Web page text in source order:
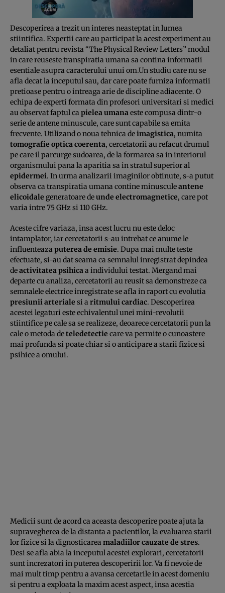
Descoperirea a trezit un interes neasteptat in lumea
stiintifica. Expertii care au participat la acest experiment au
detaliat pentru revista “The Physical Review Letters” modul
in care reuseste transpiratia umana sa contina informatii
esentiale asupra caracterului unui om.Un studiu care nu se
afla decat la inceputul sau, dar care poate furniza informatii
pretioase pentru o intreaga arie de discipline adiacente. O
echipa de experti formata din profesori universitari si medici
au observat faptul ca pielea umanaeste compusa dintr-o
serie de antene minuscule, care sunt capabile sa emita
frecvente. Utilizand o noua tehnica deimagistica, numita
tomografie optica coerenta, cercetatorii au refacut drumul
pe care il parcurge sudoarea, de la formarea sa in interiorul
organismului pana la aparitia sa in stratul superior al
epidermei. In urma analizarii imaginilor obtinute, s-a putut
observa ca transpiratia umana contine minusculeantene
elicoidale generatoare deunde electromagnetice, care pot
varia intre 75 GHz si 110 GHz.
Aceste cifre variaza, insa acest lucru nu este deloc
intamplator, iar cercetatorii s-au intrebat ce anume le
influenteaza puterea de emisie. Dupa mai multe teste
efectuate, si-au dat seama ca semnalul inregistrat depindea
deactivitatea psihicaa individului testat. Mergand mai
departe cu analiza, cercetatorii au reusit sa demonstreze ca
semnalele electrice inregistrate se afla in raport cu evolutia
presiunii arteriale si a ritmului cardiac. Descoperirea
acestei legaturi este echivalentul unei mini-revolutii
stiintifice pe cale sa se realizeze, deoarece cercetatorii pun la
cale o metoda deteledetectie care va permite o cunoastere
mai profunda si poate chiar si o anticipare a starii fizice si
psihice a omului.
Medicii sunt de acord ca aceasta descoperire poate ajuta la
supravegherea de la distanta a pacientilor, la evaluarea starii
lor fizice si la dignosticarea maladiilor cauzate de stres.
Desi se afla abia la inceputul acestei explorari, cercetatorii
sunt increzatori in puterea descoperirii lor. Va fi nevoie de
mai mult timp pentru a avansa cercetarile in acest domeniu
si pentru a exploata la maxim acest aspect, insa acestia